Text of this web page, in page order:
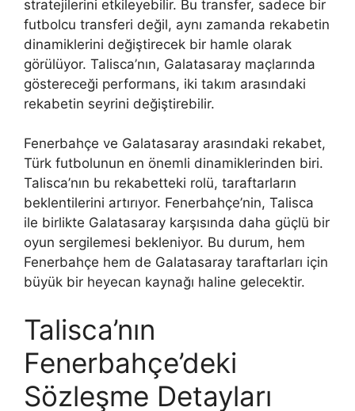
stratejilerini etkileyebilir. Bu transfer, sadece bir
futbolcu transferi değil, aynı zamanda rekabetin
dinamiklerini değiştirecek bir hamle olarak
görülüyor. Talisca’nın, Galatasaray maçlarında
göstereceği performans, iki takım arasındaki
rekabetin seyrini değiştirebilir.
Fenerbahçe ve Galatasaray arasındaki rekabet,
Türk futbolunun en önemli dinamiklerinden biri.
Talisca’nın bu rekabetteki rolü, taraftarların
beklentilerini artırıyor. Fenerbahçe’nin, Talisca
ile birlikte Galatasaray karşısında daha güçlü bir
oyun sergilemesi bekleniyor. Bu durum, hem
Fenerbahçe hem de Galatasaray taraftarları için
büyük bir heyecan kaynağı haline gelecektir.
Talisca’nın
Fenerbahçe’deki
Sözleşme Detayları